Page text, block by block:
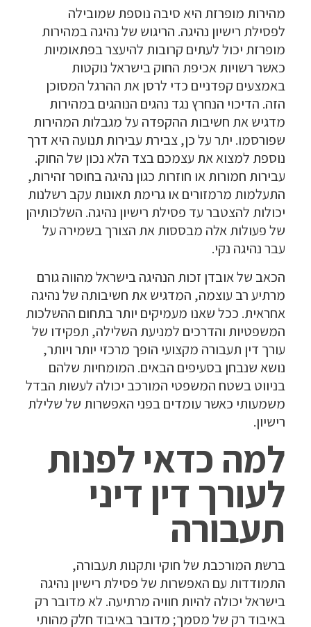
מהירות מופרזת היא סיבה נוספת שמובילה
לפסילת רישיון נהיגה. הריגוש של נהיגה במהירות
מופרזת יכול לעתים קרובות להיעצר בפתאומיות
כאשר רשויות אכיפת החוק בישראל נוקטות
באמצעים קפדניים כדי לרסן את ההרגל המסוכן
הזה. הדיכוי הנחרץ נגד נהגים הנוהגים במהירות
מדגיש את חשיבות ההקפדה על מגבלות המהירות
שפורסמו. יתר על כן, צבירת עבירות תנועה היא דרך
נוספת למצוא את עצמכם בצד הלא נכון של החוק.
עבירות חמורות או חוזרות כגון נהיגה בחוסר זהירות,
התעלמות מרמזורים או גרימת תאונות עקב רשלנות
יכולות להצטבר עד פסילת רישיון נהיגה. השלכותיהן
של פעולות אלה מבססות את הצורך בשמירה על
עבר נהיגה נקי.
הכאב של אובדן זכות הנהיגה בישראל מהווה גורם
מרתיע רב עוצמה, המדגיש את חשיבותה של נהיגה
אחראית. ככל שאנו מעמיקים יותר בתחום ההשלכות
המשפטיות והדרכים למניעת השלילה, תפקידו של
עורך דין תעבורה מקצועי הופך מרכזי יותר ויותר,
נושא שנבחן בסעיפים הבאים. המומחיות שלהם
בניווט בשטח המשפטי המורכב יכולה לעשות הבדל
משמעותי כאשר עומדים בפני האפשרות של שלילת
רישיון.
למה כדאי לפנות
לעורך דין דיני
תעבורה
ברשת המורכבת של חוקי ותקנות תעבורה,
התמודדות עם האפשרות של פסילת רישיון נהיגה
בישראל יכולה להיות חוויה מרתיעה. לא מדובר רק
באיבוד רק של מסמך; מדובר באיבוד חלק מהותי